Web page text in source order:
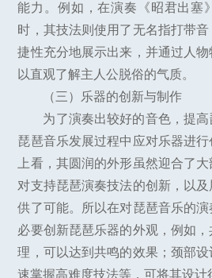
能力。例如，在演奏《昭君出塞
时，其技法则使用了无名指打带
捷性充分地展示出来，并通过人
以直观了解主人公脱俗的气质。
（三）乐器的创新与制作
为了演奏出较好的音色，提高
琵琶音乐发展过程中应对乐器进
上看，其圆润的外形虽然迎合了
对支持琵琶演奏技法的创新，以
供了可能。所以在对琵琶音乐的
必要创新琵琶乐器的外观，例如
理，可以达到共鸣的效果；颈部
速掌握高难度技法等，可将其设计